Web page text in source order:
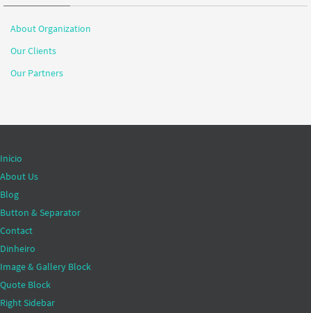
About Organization
Our Clients
Our Partners
Início
About Us
Blog
Button & Separator
Contact
Dinheiro
Image & Gallery Block
Quote Block
Right Sidebar